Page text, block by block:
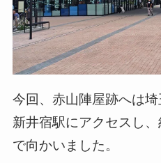
今回、赤山陣屋跡へは
新井宿駅にアクセスし
で向かいました。